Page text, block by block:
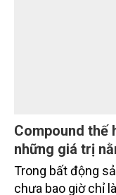
Compound thế
những giá trị